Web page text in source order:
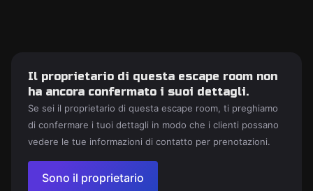
Il proprietario di questa escape room non
ha ancora confermato i suoi dettagli.
Se sei il proprietario di questa escape room, ti preghiamo
di confermare i tuoi dettagli in modo che i clienti possano
vedere le tue informazioni di contatto per prenotazioni.
Sono il proprietario